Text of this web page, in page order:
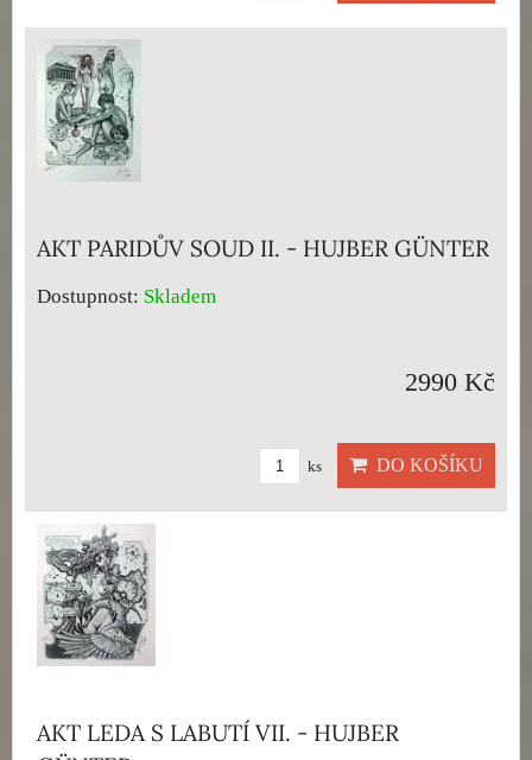
AKT PARIDŮV SOUD II. - HUJBER GÜNTER
Dostupnost: Skladem
2990 Kč
ks DO KOŠÍKU
AKT LEDA S LABUTÍ VII. - HUJBER